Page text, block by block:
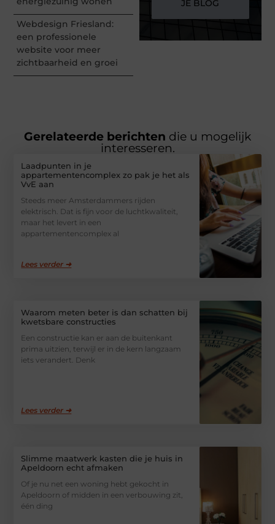
Webdesign Friesland:
een professionele
website voor meer
zichtbaarheid en groei
JE BLOG
Gerelateerde berichten die u mogelijk
interesseren.
Laadpunten in je
appartementencomplex zo pak je het als
VvE aan
Steeds meer Amsterdammers rijden
elektrisch. Dat is fijn voor de luchtkwaliteit,
maar het levert in een
appartementencomplex al
Lees verder ➜
Waarom meten beter is dan schatten bij
kwetsbare constructies
Een constructie kan er aan de buitenkant
prima uitzien, terwijl er in de kern langzaam
iets verandert. Denk
Lees verder ➜
Slimme maatwerk kasten die je huis in
Apeldoorn echt afmaken
Of je nu net een woning hebt gekocht in
Apeldoorn of midden in een verbouwing zit,
één ding